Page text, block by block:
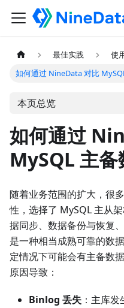
最佳实践
使
如何通过 NineData 对比
本页总览
如何通过
MySQL 主备
随着业务范围的扩大，很
性，选择了 MySQL 主从
据同步、数据备份与恢复
是一种相当成熟可靠的数
定情况下可能会有主备数
原因导致：
Binlog 丢失 ：主库